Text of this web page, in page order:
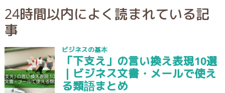
24時間以内によく読まれている記
事